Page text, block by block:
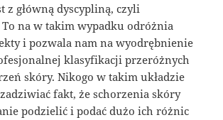
z główną dyscypliną, czyli
na w takim wypadku odróżnia
i pozwala nam na wyodrębnienie
klasyfikacji przeróżnych
skóry. Nikogo w takim układzie
fakt, że schorzenia skóry
podzielić i podać dużo ich różnic